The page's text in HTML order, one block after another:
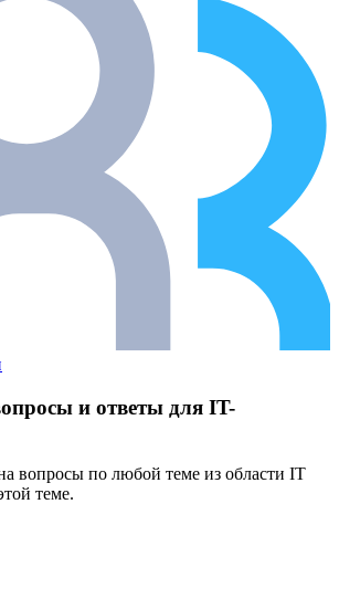
и ответы для IT-
вопросы по любой теме из области IT
теме.